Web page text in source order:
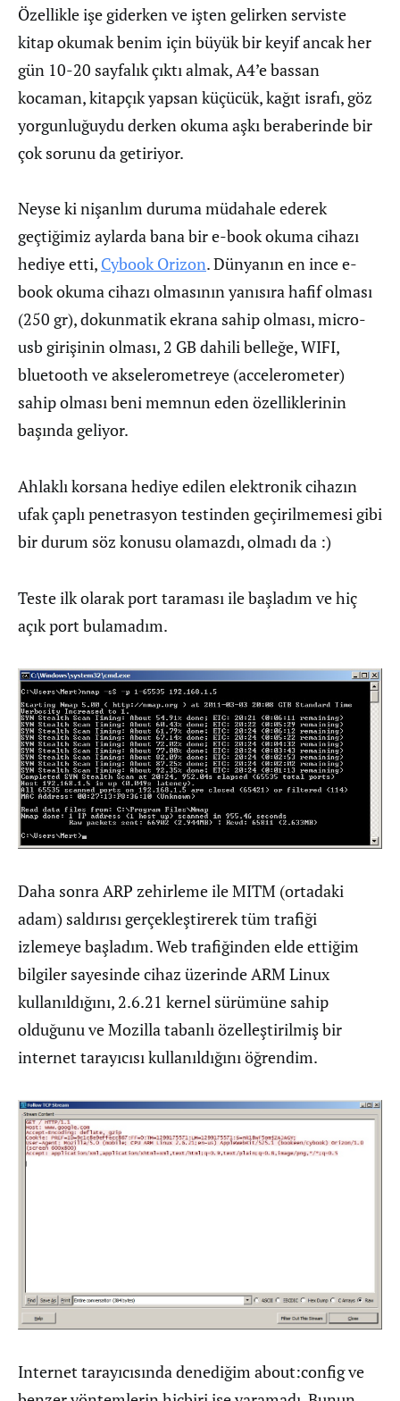
Özellikle işe giderken ve işten gelirken serviste
kitap okumak benim için büyük bir keyif ancak her
gün 10-20 sayfalık çıktı almak, A4’e bassan
kocaman, kitapçık yapsan küçücük, kağıt israfı, göz
yorgunluğuydu derken okuma aşkı beraberinde bir
çok sorunu da getiriyor.
Neyse ki nişanlım duruma müdahale ederek
geçtiğimiz aylarda bana bir e-book okuma cihazı
hediye etti, Cybook Orizon. Dünyanın en ince e-
book okuma cihazı olmasının yanısıra hafif olması
(250 gr), dokunmatik ekrana sahip olması, micro-
usb girişinin olması, 2 GB dahili belleğe, WIFI,
bluetooth ve akselerometreye (accelerometer)
sahip olması beni memnun eden özelliklerinin
başında geliyor.
Ahlaklı korsana hediye edilen elektronik cihazın
ufak çaplı penetrasyon testinden geçirilmemesi gibi
bir durum söz konusu olamazdı, olmadı da :)
Teste ilk olarak port taraması ile başladım ve hiç
açık port bulamadım.
Daha sonra ARP zehirleme ile MITM (ortadaki
adam) saldırısı gerçekleştirerek tüm trafiği
izlemeye başladım. Web trafiğinden elde ettiğim
bilgiler sayesinde cihaz üzerinde ARM Linux
kullanıldığını, 2.6.21 kernel sürümüne sahip
olduğunu ve Mozilla tabanlı özelleştirilmiş bir
internet tarayıcısı kullanıldığını öğrendim.
Internet tarayıcısında denediğim about:config ve